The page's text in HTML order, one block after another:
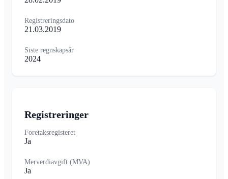
Registreringsdato
21.03.2019
Siste regnskapsår
2024
Registreringer
Foretaksregisteret
Ja
Merverdiavgift (MVA)
Ja